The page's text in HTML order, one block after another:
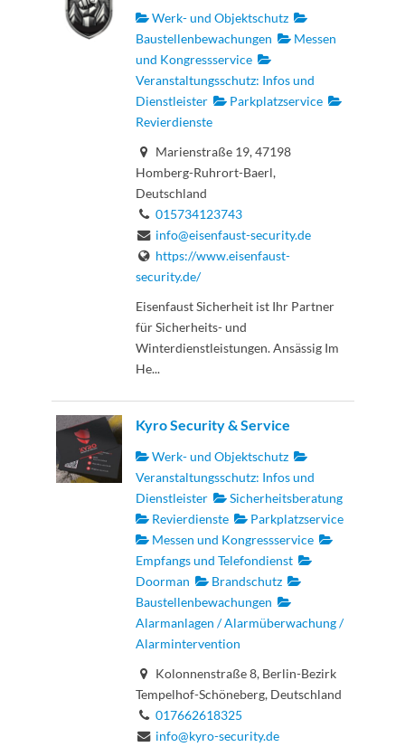
Werk- und Objektschutz
Baustellenbewachungen
Messen
und Kongressservice
Veranstaltungsschutz: Infos und
Dienstleister
Parkplatzservice
Revierdienste
Marienstraße 19, 47198
Homberg-Ruhrort-Baerl,
Deutschland
015734123743
info@eisenfaust-security.de
https://www.eisenfaust-
security.de/
Eisenfaust Sicherheit ist Ihr Partner
für Sicherheits- und
Winterdienstleistungen. Ansässig Im
He...
Kyro Security & Service
Werk- und Objektschutz
Veranstaltungsschutz: Infos und
Dienstleister
Sicherheitsberatung
Revierdienste
Parkplatzservice
Messen und Kongressservice
Empfangs und Telefondienst
Doorman
Brandschutz
Baustellenbewachungen
Alarmanlagen / Alarmüberwachung /
Alarmintervention
Kolonnenstraße 8, Berlin-Bezirk
Tempelhof-Schöneberg, Deutschland
017662618325
info@kyro-security.de